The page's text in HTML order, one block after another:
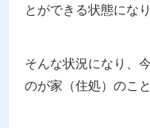
とができる状態になり
そんな状況になり、
のが家（住処）のこと